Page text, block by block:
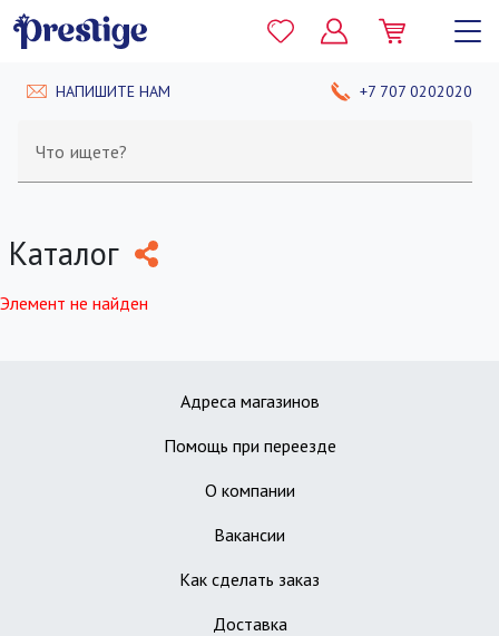
НАПИШИТЕ НАМ +7 707 0202020
Что ищете?
Каталог
Элемент не найден
Адреса магазинов
Помощь при переезде
О компании
Вакансии
Как сделать заказ
Доставка